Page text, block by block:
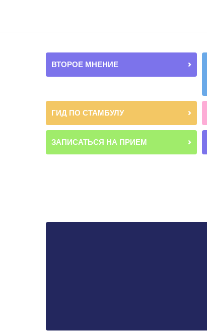
ВТОРОЕ МНЕНИЕ
ГИД ПО СТАМБУЛУ
ЗАПИСАТЬСЯ НА ПРИЕМ